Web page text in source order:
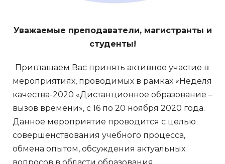
Уважаемые преподаватели, магистранты и
студенты!
Приглашаем Вас принять активное участие в
мероприятиях, проводимых в рамках «Неделя
качества-2020 «Дистанционное образование –
вызов времени», с 16 по 20 ноября 2020 года.
Данное мероприятие проводится с целью
совершенствования учебного процесса,
обмена опытом, обсуждения актуальных